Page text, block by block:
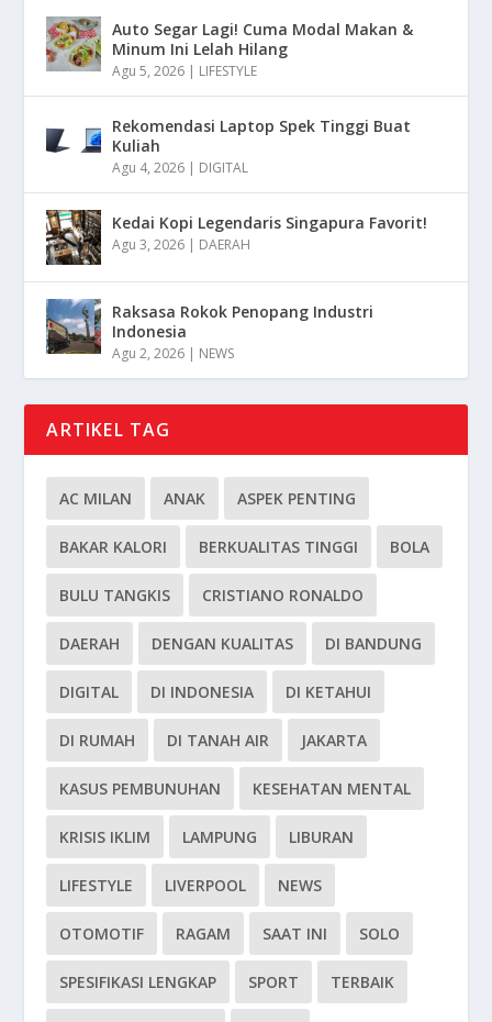
Auto Segar Lagi! Cuma Modal Makan &
Minum Ini Lelah Hilang
Agu 5, 2026 | LIFESTYLE
Rekomendasi Laptop Spek Tinggi Buat
Kuliah
Agu 4, 2026 | DIGITAL
Kedai Kopi Legendaris Singapura Favorit!
Agu 3, 2026 | DAERAH
Raksasa Rokok Penopang Industri
Indonesia
Agu 2, 2026 | NEWS
ARTIKEL TAG
AC MILAN ANAK ASPEK PENTING
BAKAR KALORI BERKUALITAS TINGGI BOLA
BULU TANGKIS CRISTIANO RONALDO
DAERAH DENGAN KUALITAS DI BANDUNG
DIGITAL DI INDONESIA DI KETAHUI
DI RUMAH DI TANAH AIR JAKARTA
KASUS PEMBUNUHAN KESEHATAN MENTAL
KRISIS IKLIM LAMPUNG LIBURAN
LIFESTYLE LIVERPOOL NEWS
OTOMOTIF RAGAM SAAT INI SOLO
SPESIFIKASI LENGKAP SPORT TERBAIK